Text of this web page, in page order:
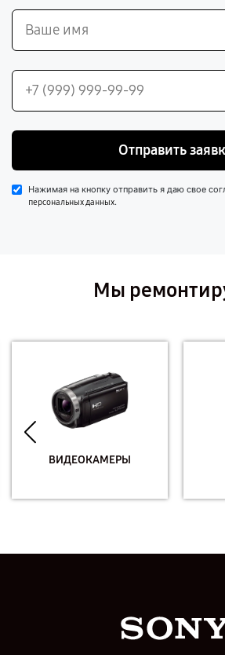
Отправить
Нажимая на кнопку отправить я даю свое
персональных данных.
Мы
ВИДЕОКАМЕРЫ